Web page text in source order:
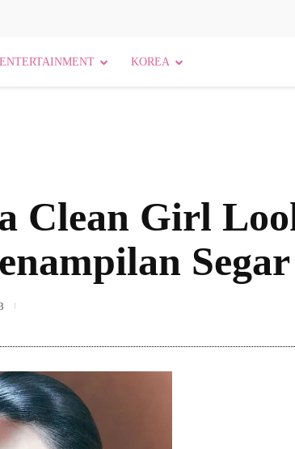
ENTERTAINMENT KOREA
Clean Girl